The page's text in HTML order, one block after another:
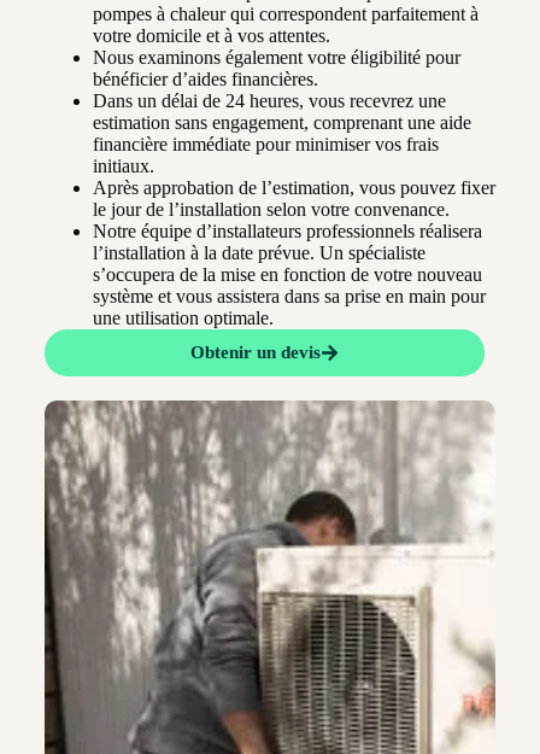
pompes à chaleur qui correspondent parfaitement à
votre domicile et à vos attentes.
Nous examinons également votre éligibilité pour
bénéficier d’aides financières.
Dans un délai de 24 heures, vous recevrez une
estimation sans engagement, comprenant une aide
financière immédiate pour minimiser vos frais
initiaux.
Après approbation de l’estimation, vous pouvez fixer
le jour de l’installation selon votre convenance.
Notre équipe d’installateurs professionnels réalisera
l’installation à la date prévue. Un spécialiste
s’occupera de la mise en fonction de votre nouveau
système et vous assistera dans sa prise en main pour
une utilisation optimale.
Obtenir un devis